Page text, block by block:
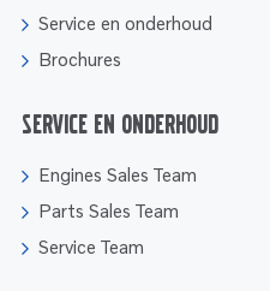
Service en onderhoud
Brochures
Service en onderhoud
Engines Sales Team
Parts Sales Team
Service Team